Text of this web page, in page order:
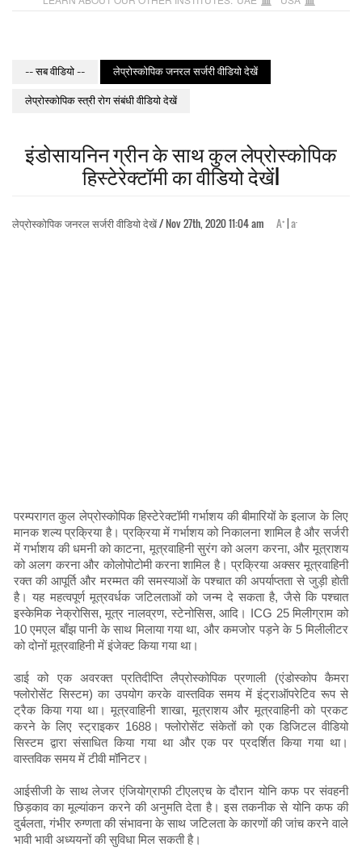
-- सब वीडियो -- लेप्रोस्कोपिक जनरल सर्जरी वीडियो देखें
लेप्रोस्कोपिक स्त्री रोग संबंधी वीडियो देखें
इंडोसायनिन ग्रीन के साथ कुल लेप्रोस्कोपिक
हिस्टेरेक्टॉमी का वीडियो देखेंl
लेप्रोस्कोपिक जनरल सर्जरी वीडियो देखें / Nov 27th, 2020 11:04 am A+ |a-
परम्परागत कुल लेप्रोस्कोपिक हिस्टेरेक्टॉमी गर्भाशय की बीमारियों के इलाज के लिए
मानक शल्य प्रक्रिया है। प्रक्रिया में गर्भाशय को निकालना शामिल है और सर्जरी
में गर्भाशय की धमनी को काटना, मूत्रवाहिनी सुरंग को अलग करना, और मूत्राशय
को अलग करना और कोलोपोटोमी करना शामिल है। प्रक्रिया अक्सर मूत्रवाहिनी
रक्त की आपूर्ति और मरम्मत की समस्याओं के पश्चात की अपर्याप्तता से जुड़ी होती
है। यह महत्वपूर्ण मूत्रवर्धक जटिलताओं को जन्म दे सकता है, जैसे कि पश्चात
इस्केमिक नेक्रोसिस, मूत्र नालव्रण, स्टेनोसिस, आदि। ICG 25 मिलीग्राम को
10 एमएल बाँझ पानी के साथ मिलाया गया था, और कमजोर पड़ने के 5 मिलीलीटर
को दोनों मूत्रवाहिनी में इंजेक्ट किया गया था।
डाई को एक अवरक्त प्रतिदीप्ति लैप्रोस्कोपिक प्रणाली (एंडोस्कोप कैमरा
फ्लोरोसेंट सिस्टम) का उपयोग करके वास्तविक समय में इंट्राऑपरेटिव रूप से
ट्रैक किया गया था। मूत्रवाहिनी शाखा, मूत्राशय और मूत्रवाहिनी को प्रकट
करने के लिए स्ट्राइकर 1688। फ्लोरोसेंट संकेतों को एक डिजिटल वीडियो
सिस्टम द्वारा संसाधित किया गया था और एक पर प्रदर्शित किया गया था।
वास्तविक समय में टीवी मॉनिटर।
आईसीजी के साथ लेजर एंजियोग्राफी टीएलएच के दौरान योनि कफ पर संवहनी
छिड़काव का मूल्यांकन करने की अनुमति देता है। इस तकनीक से योनि कफ की
दुर्बलता, गंभीर रुग्णता की संभावना के साथ जटिलता के कारणों की जांच करने वाले
भावी भावी अध्ययनों की सुविधा मिल सकती है।